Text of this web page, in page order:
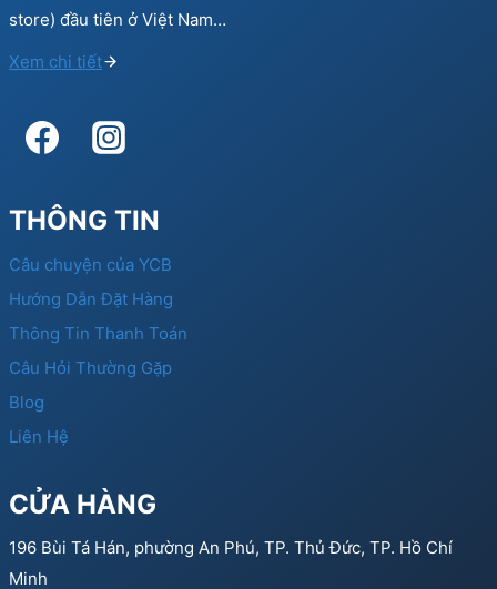
store) đầu tiên ở Việt Nam…
Xem chi tiết
THÔNG TIN
Câu chuyện của YCB
Hướng Dẫn Đặt Hàng
Thông Tin Thanh Toán
Câu Hỏi Thường Gặp
Blog
Liên Hệ
CỬA HÀNG
196 Bùi Tá Hán, phường An Phú, TP. Thủ Đức, TP. Hồ Chí
Minh